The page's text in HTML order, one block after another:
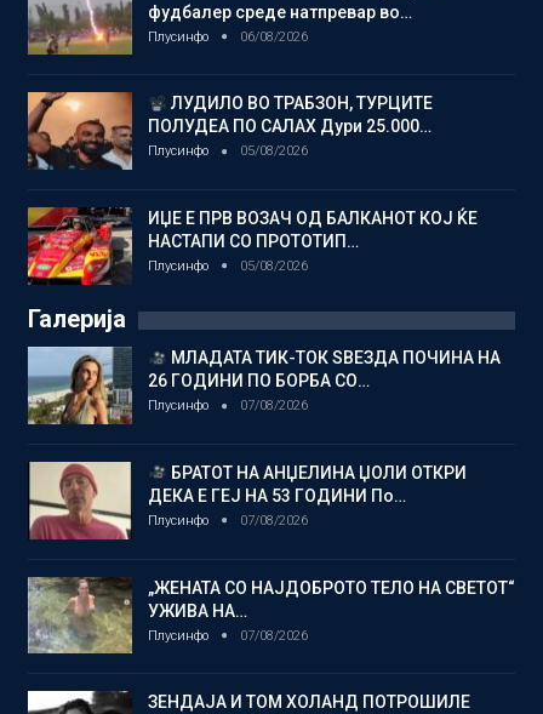
фудбалер среде натпревар во…
Плусинфо 06/08/2026
ЛУДИЛО ВО ТРАБЗОН, ТУРЦИТЕ
ПОЛУДЕА ПО САЛАХ Дури 25.000…
Плусинфо 05/08/2026
ИЏЕ Е ПРВ ВОЗАЧ ОД БАЛКАНОТ КОЈ ЌЕ
НАСТАПИ СО ПРОТОТИП…
Плусинфо 05/08/2026
Галерија
МЛАДАТА ТИК-ТОК ЅВЕЗДА ПОЧИНА НА
26 ГОДИНИ ПО БОРБА СО…
Плусинфо 07/08/2026
БРАТОТ НА АНЏЕЛИНА ЏОЛИ ОТКРИ
ДЕКА Е ГЕЈ НА 53 ГОДИНИ По…
Плусинфо 07/08/2026
„ЖЕНАТА СО НАЈДОБРОТО ТЕЛО НА СВЕТОТ“
УЖИВА НА…
Плусинфо 07/08/2026
ЗЕНДАЈА И ТОМ ХОЛАНД ПОТРОШИЛЕ